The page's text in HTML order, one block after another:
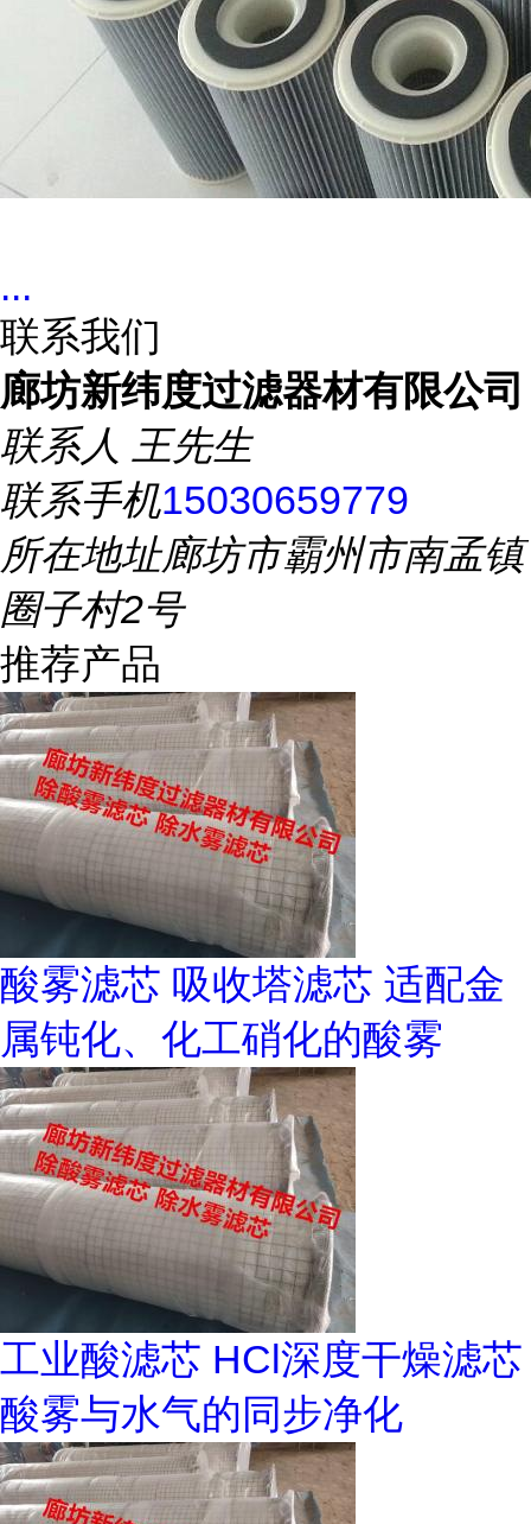
...
联系我们
廊坊新纬度过滤器材有限公司
联系人 王先生
联系手机15030659779
所在地址廊坊市霸州市南孟镇
圈子村2号
推荐产品
酸雾滤芯 吸收塔滤芯 适配金
属钝化、化工硝化的酸雾
工业酸滤芯 HCl深度干燥滤芯
酸雾与水气的同步净化